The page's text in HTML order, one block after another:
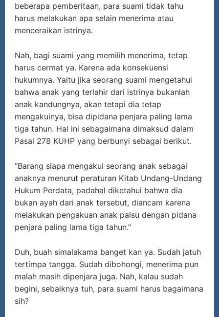
beberapa pemberitaan, para suami tidak tahu
harus melakukan apa selain menerima atau
menceraikan istrinya.
Nah, bagi suami yang memilih menerima, tetap
harus cermat ya. Karena ada konsekuensi
hukumnya. Yaitu jika seorang suami mengetahui
bahwa anak yang terlahir dari istrinya bukanlah
anak kandungnya, akan tetapi dia tetap
mengakuinya, bisa dipidana penjara paling lama
tiga tahun. Hal ini sebagaimana dimaksud dalam
Pasal 278 KUHP yang berbunyi sebagai berikut.
“Barang siapa mengakui seorang anak sebagai
anaknya menurut peraturan Kitab Undang-Undang
Hukum Perdata, padahal diketahui bahwa dia
bukan ayah dari anak tersebut, diancam karena
melakukan pengakuan anak palsu dengan pidana
penjara paling lama tiga tahun.”
Duh, buah simalakama banget kan ya. Sudah jatuh
tertimpa tangga. Sudah dibohongi, menerima pun
malah masih dipenjara juga. Nah, kalau sudah
begini, sebaiknya tuh, para suami harus bagaimana
sih?